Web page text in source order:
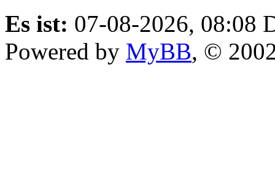
Es ist: 07-08-2026, 08:08
Powered by MyBB, ©